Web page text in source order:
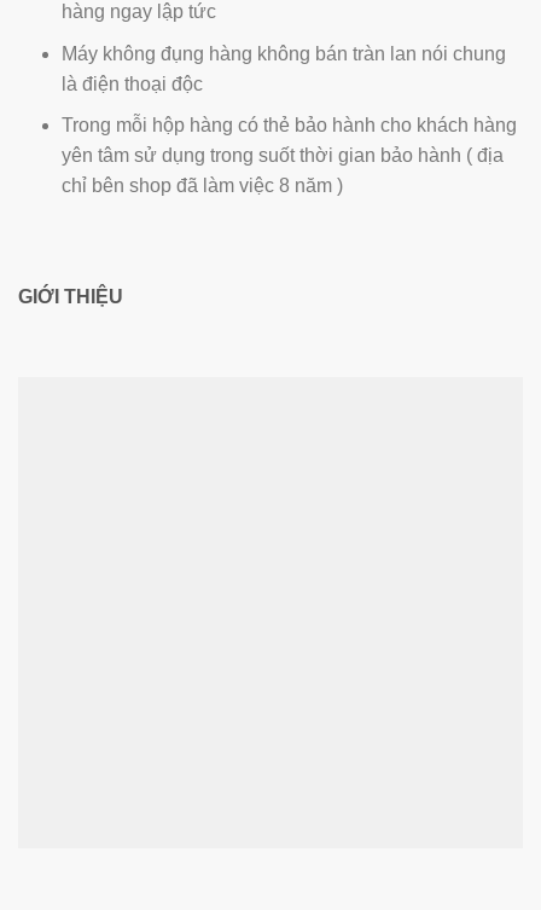
hàng ngay lập tức
Máy không đụng hàng không bán tràn lan nói chung
là điện thoại độc
Trong mỗi hộp hàng có thẻ bảo hành cho khách hàng
yên tâm sử dụng trong suốt thời gian bảo hành ( địa
chỉ bên shop đã làm việc 8 năm )
GIỚI THIỆU